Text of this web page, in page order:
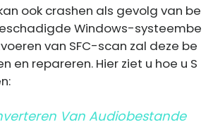
ook crashen als gevolg van be
Windows-systeembe
van SFC-scan zal deze be
en repareren. Hier ziet u hoe u S
Van Audiobestande